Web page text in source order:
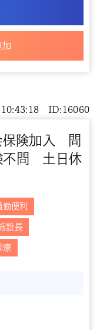
加
保険加入 問
不問 土日休
10:43:18 ID:16060
勤便利
設長
療